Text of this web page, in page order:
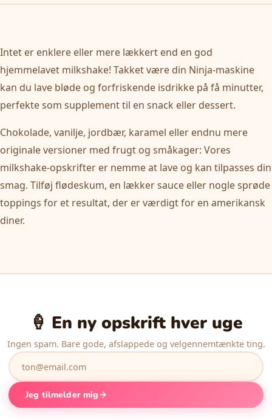
Intet er enklere eller mere lækkert end en god
hjemmelavet milkshake! Takket være din Ninja-maskine
kan du lave bløde og forfriskende isdrikke på få minutter,
perfekte som supplement til en snack eller dessert.
Chokolade, vanilje, jordbær, karamel eller endnu mere
originale versioner med frugt og småkager: Vores
milkshake-opskrifter er nemme at lave og kan tilpasses din
smag. Tilføj flødeskum, en lækker sauce eller nogle sprøde
toppings for et resultat, der er værdigt for en amerikansk
diner.
🍦 En ny opskrift hver uge
Ingen spam. Bare gode, afslappede og velgennemtænkte ting.
Jeg tilmelder mig